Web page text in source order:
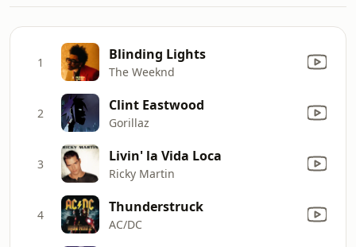
1 Blinding Lights
The Weeknd
2 Clint Eastwood
Gorillaz
3 Livin' la Vida Loca
Ricky Martin
4 Thunderstruck
AC/DC